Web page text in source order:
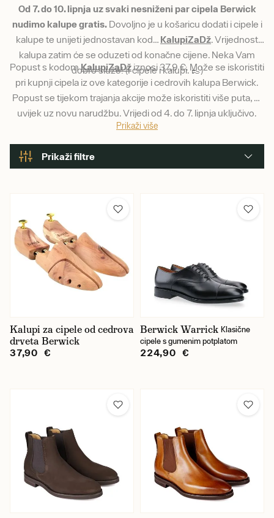
Od 7. do 10. lipnja uz svaki nesniženi par cipela Berwick
nudimo kalupe gratis.Dovoljno je u košaricu dodati i cipele i
kalupe te unijeti jednostavan kod… KalupiZaDž. Vrijednost
kalupa zatim će se oduzeti od konačne cijene. Neka Vam
dobro služe! (I cipele i kalupi. 👞)
Popust s kodomKalupiZaDžiznosi 37,9 €. Može se iskoristiti
pri kupnji cipela iz ove kategorije i cedrovih kalupa Berwick.
Popust se tijekom trajanja akcije može iskoristiti više puta, ali
uvijek uz novu narudžbu. Vrijedi od 4. do 7. lipnja uključivo.
Prikaži više
Prikaži filtre
Berwick 1707
Veličina cipela (filtracija)
39
39,5
41,5
42
42,5
Kalupi za cipele od cedrova
drveta Berwick
37,90 €
Berwick Warrick Klasične
cipele s gumenim potplatom
224,90 €